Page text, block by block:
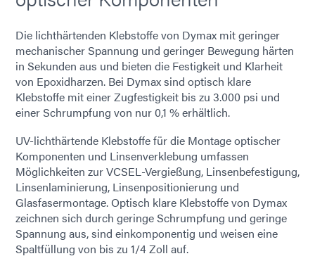
Die lichthärtenden Klebstoffe von Dymax mit geringer
mechanischer Spannung und geringer Bewegung härten
in Sekunden aus und bieten die Festigkeit und Klarheit
von Epoxidharzen. Bei Dymax sind optisch klare
Klebstoffe mit einer Zugfestigkeit bis zu 3.000 psi und
einer Schrumpfung von nur 0,1 % erhältlich.
UV-lichthärtende Klebstoffe für die Montage optischer
Komponenten und Linsenverklebung umfassen
Möglichkeiten zur VCSEL-Vergießung, Linsenbefestigung,
Linsenlaminierung, Linsenpositionierung und
Glasfasermontage. Optisch klare Klebstoffe von Dymax
zeichnen sich durch geringe Schrumpfung und geringe
Spannung aus, sind einkomponentig und weisen eine
Spaltfüllung von bis zu 1/4 Zoll auf.